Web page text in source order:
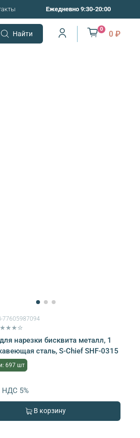
Ежедневно 9:30-20:00
Найти
0
0 ₽
77605987094
нарезки бисквита металл, 1
сталь, S-Chief SHF-0315
697 шт
НДС 5%
В корзину